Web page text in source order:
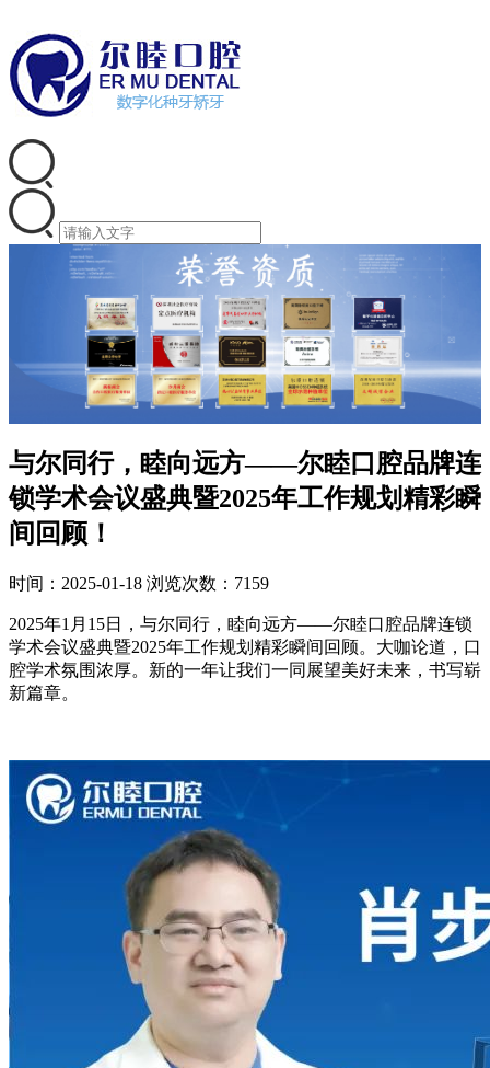
与尔同行，睦向远方——尔睦口腔品牌连
锁学术会议盛典暨2025年工作规划精彩瞬
间回顾！
时间：2025-01-18 浏览次数：7159
2025年1月15日，与尔同行，睦向远方——尔睦口腔品牌连锁
学术会议盛典暨2025年工作规划精彩瞬间回顾。大咖论道，口
腔学术氛围浓厚。新的一年让我们一同展望美好未来，书写崭
新篇章。